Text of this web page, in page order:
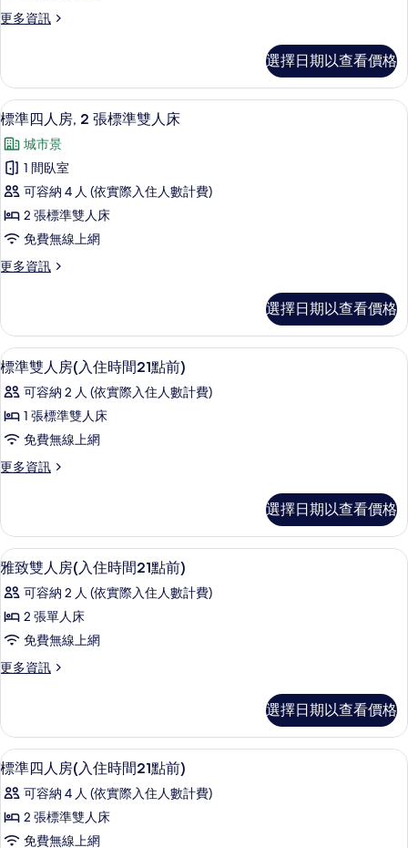
的
有
相
片
更多資訊
更
雙
人
房
詳
情
選擇日期以查看價格
顯
示
標
準
四
人
2
標
準
雙
人
床
的
所
片
標準四人房, 2 張標準雙人床 | 羽絨被
1
標準四人房, 2 張標準雙人床
城市景
1 間臥室
可容納 4 人 (依實際入住人數計費)
2 張標準雙人床
免費無線上網
更多資訊
更
四
人
房,
張
標
雙
人
床
情
選擇日期以查看價格
顯
示
標
準
人
(入
住
時
間
21
點
前)
有
相
片
7
標準雙人房(入住時間21點前)
可容納 2 人 (依實際入住人數計費)
1 張標準雙人床
免費無線上網
更多資訊
更
雙
人
房
(入
住
時
21
點
前)
情
選擇日期以查看價格
顯
示
雅
致
人
(入
住
時
間
21
點
5
雅致雙人房(入住時間21點前)
可容納 2 人 (依實際入住人數計費)
2 張單人床
免費無線上網
更多資訊
更
雙
人
房
住
時
選擇日期以查看價格
顯
示
標
準
5
標準四人房(入住時間21點前)
可容納 4 人 (依實際入住人數計費)
2 張標準雙人床
免費無線上網